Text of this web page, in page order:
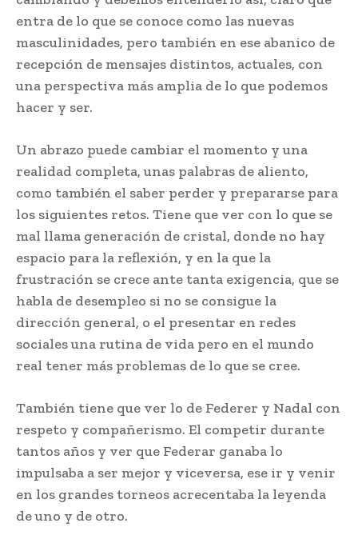
entra de lo que se conoce como las nuevas
masculinidades, pero también en ese abanico de
recepción de mensajes distintos, actuales, con
una perspectiva más amplia de lo que podemos
hacer y ser.
Un abrazo puede cambiar el momento y una
realidad completa, unas palabras de aliento,
como también el saber perder y prepararse para
los siguientes retos. Tiene que ver con lo que se
mal llama generación de cristal, donde no hay
espacio para la reflexión, y en la que la
frustración se crece ante tanta exigencia, que se
habla de desempleo si no se consigue la
dirección general, o el presentar en redes
sociales una rutina de vida pero en el mundo
real tener más problemas de lo que se cree.
También tiene que ver lo de Federer y Nadal con
respeto y compañerismo. El competir durante
tantos años y ver que Federar ganaba lo
impulsaba a ser mejor y viceversa, ese ir y venir
en los grandes torneos acrecentaba la leyenda
de uno y de otro.